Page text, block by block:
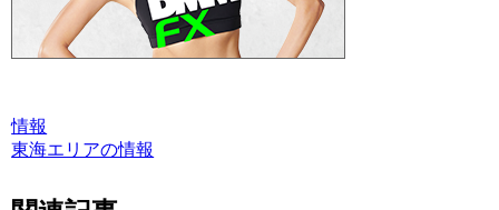
情報
東海エリアの情報